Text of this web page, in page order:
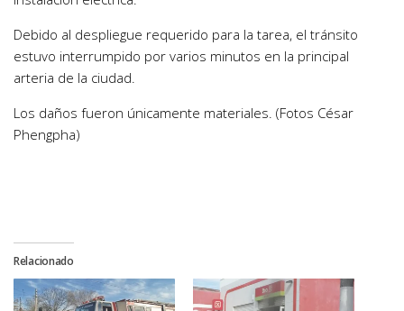
Debido al despliegue requerido para la tarea, el tránsito
estuvo interrumpido por varios minutos en la principal
arteria de la ciudad.
Los daños fueron únicamente materiales. (Fotos César
Phengpha)
Relacionado